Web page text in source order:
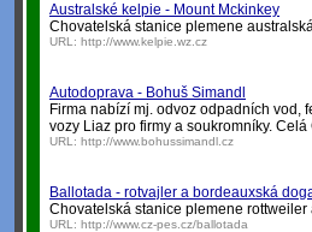
Australské kelpie - Mount Mckinkey
Chovatelská stanice plemene
URL: http://www.kelpie.wz.cz
Autodoprava - Bohuš Simandl
Firma nabízí mj. odvoz odpadních vod,
vozy Liaz pro firmy a soukromníky. Celá
URL: http://www.bohussimandl.cz
Ballotada - rotvajler a bordeauxská
Chovatelská stanice plemene
URL: http://www.cz-pes.cz/ballotada